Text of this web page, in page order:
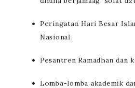
Peringatan Hari Besar
Nasional.
Pesantren Ramadhan dan
Lomba-lomba akademik